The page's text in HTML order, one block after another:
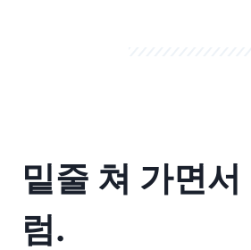
밑줄 쳐 가면
럼.